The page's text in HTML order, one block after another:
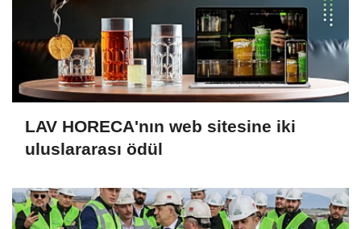
LAV HORECA'nın web sitesine iki
uluslararası ödül